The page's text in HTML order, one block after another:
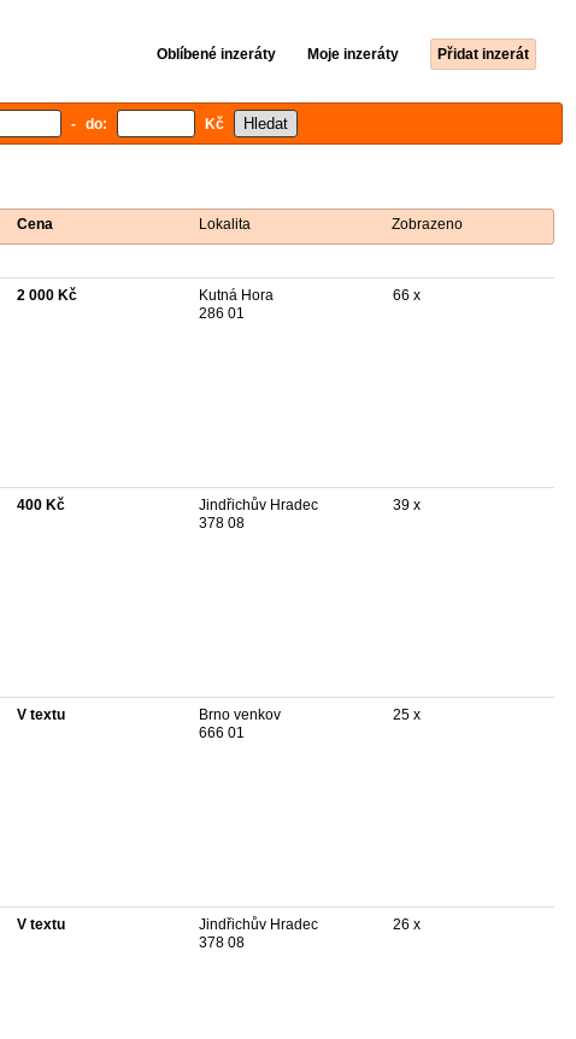
Oblíbené inzeráty Moje inzeráty Přidat inzerát
- do: Kč
Cena Lokalita Zobrazeno
2 000 Kč
Kutná Hora
286 01
66 x
400 Kč
Jindřichův Hradec
378 08
39 x
V textu
Brno venkov
666 01
25 x
V textu
Jindřichův Hradec
378 08
26 x